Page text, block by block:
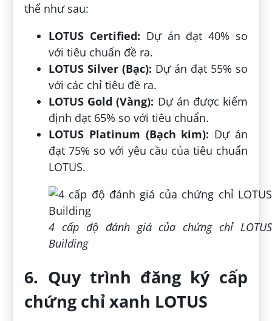
thể như sau:
LOTUS Certified: Dự án đạt 40% so
với tiêu chuẩn đề ra.
LOTUS Silver (Bạc): Dự án đạt 55% so
với các chỉ tiêu đề ra.
LOTUS Gold (Vàng): Dự án được kiểm
định đạt 65% so với tiêu chuẩn.
LOTUS Platinum (Bạch kim): Dự án
đạt 75% so với yêu cầu của tiêu chuẩn
LOTUS.
4 cấp độ đánh giá của chứng chỉ LOTUS
Building
6. Quy trình đăng ký cấp
chứng chỉ xanh LOTUS